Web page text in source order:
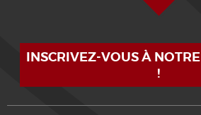
INSCRIVEZ-VOUS À
!